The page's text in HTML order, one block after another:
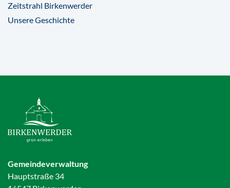
Zeitstrahl Birkenwerder
Unsere Geschichte
Gemeindeverwaltung
Hauptstraße 34